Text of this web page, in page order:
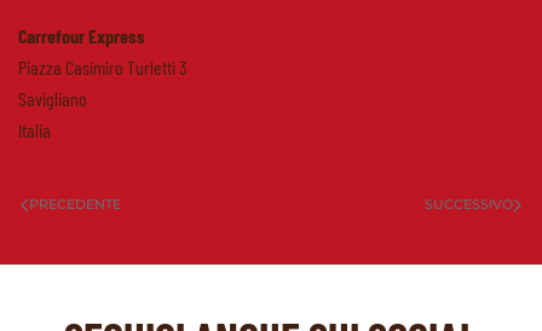
Carrefour Express
Piazza Casimiro Turletti 3
Savigliano
Italia
PRECEDENTE SUCCESSIVO